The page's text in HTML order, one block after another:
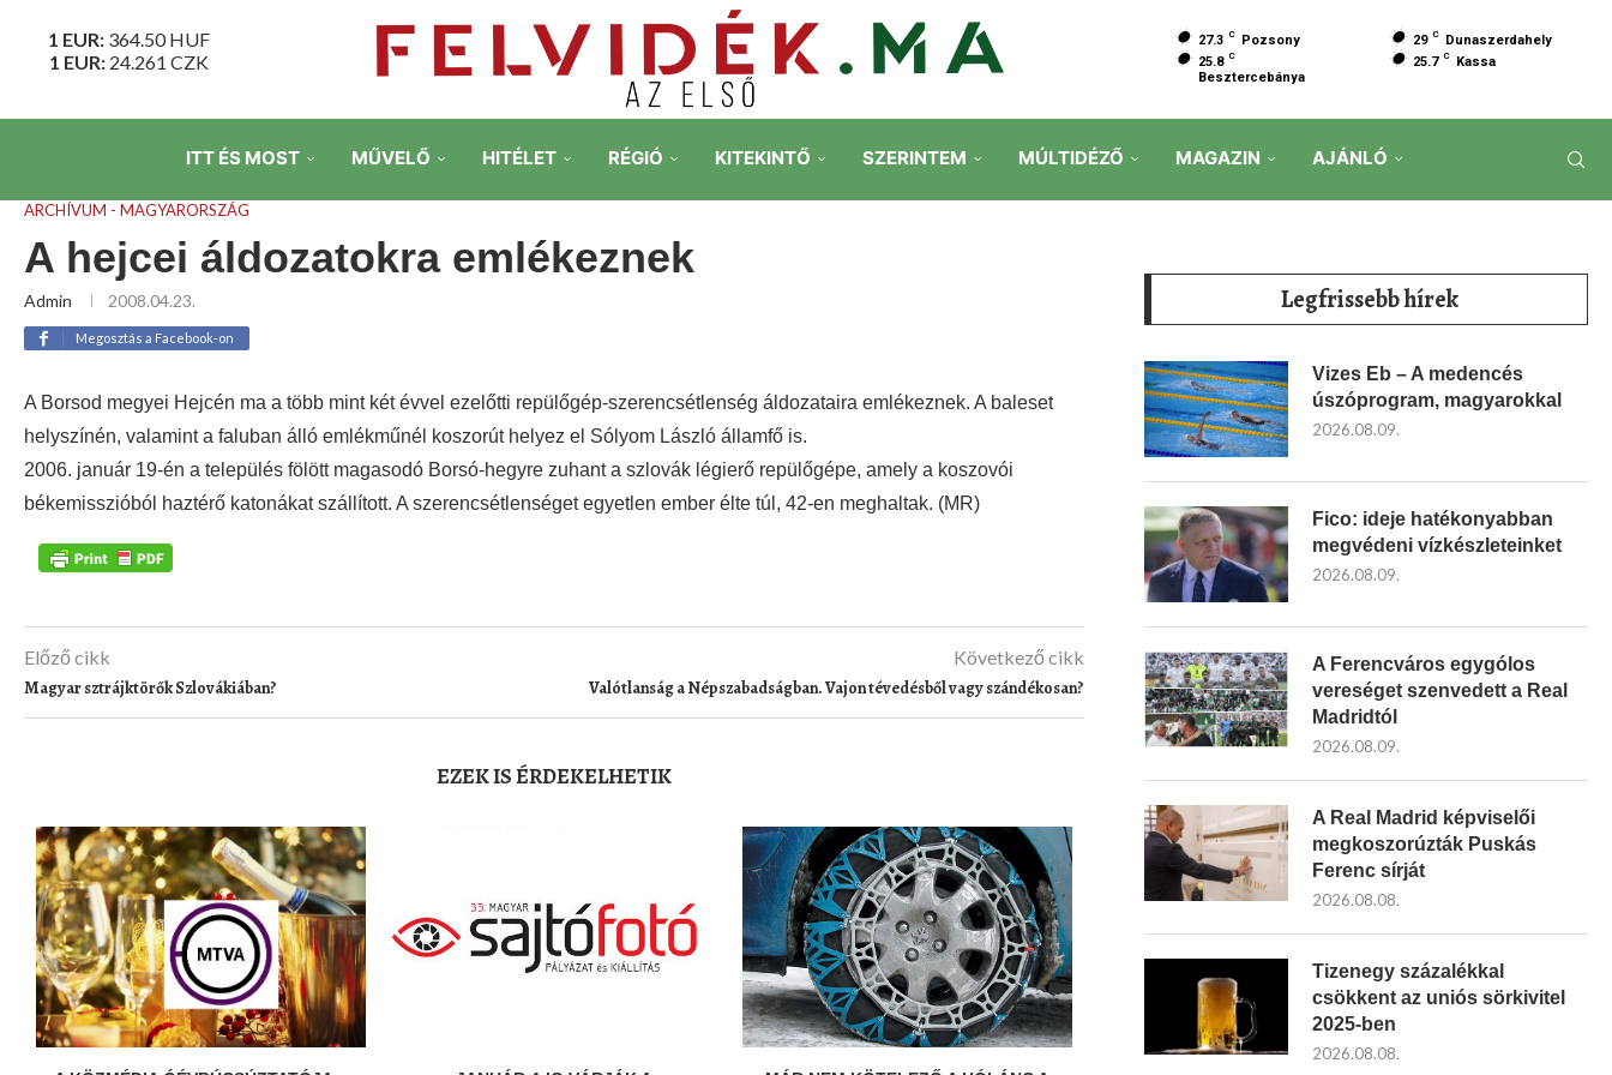
1 EUR: 364.50HUF
1 EUR: 24.261 CZK
27.3 C Pozsony 29 C
Dunaszerdahely
25.8 C
Besztercebánya
25.7 C Kassa
ITT ÉS MOST MŰVELŐ HITÉLET RÉGIÓ KITEKINTŐ SZERINTEM MÚLTIDÉZŐ MAGAZIN AJÁNLÓ
ARCHÍVUM - MAGYARORSZÁG
A hejcei áldozatokra emlékeznek
Admin 2008.04.23.
Megosztás a Facebook-on
A Borsod megyei Hejcén ma a több mint két évvel ezelőtti repülőgép-szerencsétlenség áldozataira emlékeznek. A baleset
helyszínén, valamint a faluban álló emlékműnél koszorút helyez el Sólyom László államfő is.
2006. január 19-én a település fölött magasodó Borsó-hegyre zuhant a szlovák légierő repülőgépe, amely a koszovói
békemisszióból haztérő katonákat szállított. A szerencsétlenséget egyetlen ember élte túl, 42-en meghaltak. (MR)
Előző cikk
Magyar sztrájktörők Szlovákiában?
Következő cikk
Valótlanság a Népszabadságban. Vajon tévedésből vagy szándékosan?
EZEK IS ÉRDEKELHETIK
Legfrissebb hírek
Vizes Eb – A medencés
úszóprogram, magyarokkal
2026.08.09.
Fico: ideje hatékonyabban
megvédeni vízkészleteinket
2026.08.09.
A Ferencváros egygólos
vereséget szenvedett a Real
Madridtól
2026.08.09.
A Real Madrid képviselői
megkoszorúzták Puskás
Ferenc sírját
2026.08.08.
Tizenegy százalékkal
csökkent az uniós sörkivitel
2025-ben
2026.08.08.